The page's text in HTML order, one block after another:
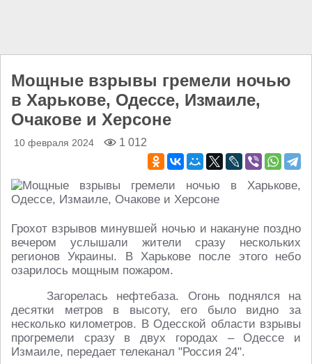
Мощные взрывы гремели ночью
в Харькове, Одессе, Измаиле,
Очакове и Херсоне
10 февраля 2024 1 012
Грохот взрывов минувшей ночью и накануне поздно
вечером услышали жители сразу нескольких
регионов Украины. В Харькове после этого небо
озарилось мощным пожаром.
Загорелась нефтебаза. Огонь поднялся на
десятки метров в высоту, его было видно за
несколько километров. В Одесской области взрывы
прогремели сразу в двух городах – Одессе и
Измаиле, передает телеканал "Россия 24".